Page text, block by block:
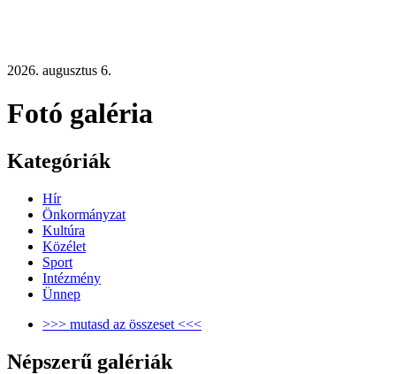
2026. augusztus 6.
Fotó galéria
Kategóriák
Hír
Önkormányzat
Kultúra
Közélet
Sport
Intézmény
Ünnep
>>> mutasd az összeset <<<
Népszerű galériák